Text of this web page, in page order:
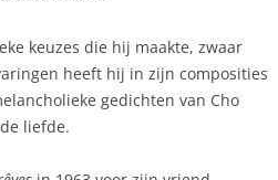
keuzes die hij maakte, zwaar
heeft hij in zijn composities
gedichten van Cho
liefde.